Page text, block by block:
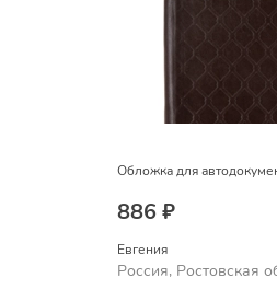
Обложка для
886 ₽
Евгения
Россия, Ростовская